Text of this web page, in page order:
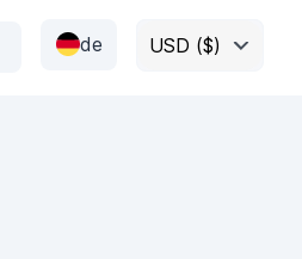
de USD ($)